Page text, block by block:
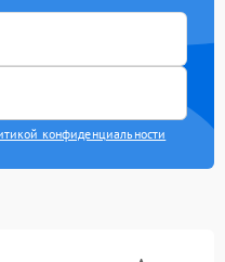
конфиденциальности